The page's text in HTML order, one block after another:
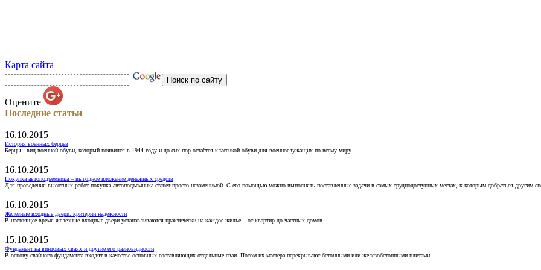
Карта сайта
Оцените
Последние статьи
16.10.2015
История военных берцев
Берцы - вид военной обуви, который появился в 1944 году и до сих пор остаётся классикой обуви для военнослужащих по всему миру.
16.10.2015
Покупка автоподъемника – выгодное вложение денежных средств
Для проведения высотных работ покупка автоподъемника станет просто незаменимой. С его помощью можно выполнять поставленные задачи в самых труднодоступных местах, к которым добраться другим
16.10.2015
Железные входные двери: критерии надежности
В настоящее время железные входные двери устанавливаются практически на каждое жилье – от квартир до частных домов.
15.10.2015
Фундамент на винтовых сваях и другие его разновидности
В основу свайного фундамента входят в качестве основных составляющих отдельные сваи. Потом их мастера перекрывают бетонными или железобетонными плитами.